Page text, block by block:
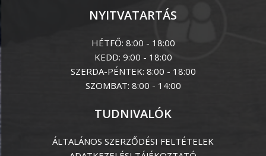
NYITVATARTÁS
HÉTFŐ: 8:00 - 18:00
KEDD: 9:00 - 18:00
SZERDA-PÉNTEK: 8:00 - 18:00
SZOMBAT: 8:00 - 14:00
TUDNIVALÓK
ÁLTALÁNOS SZERZŐDÉSI FELTÉTELEK